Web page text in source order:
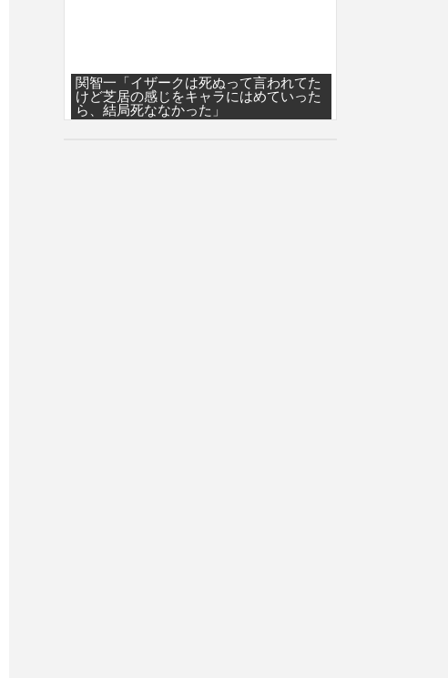
関智一「イザークは死ぬって言われてた
けど芝居の感じをキャラにはめていった
ら、結局死ななかった」